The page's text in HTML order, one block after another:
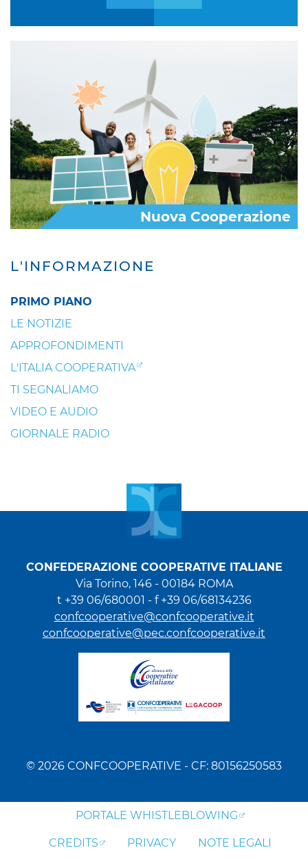
L'INFORMAZIONE
PRIMO PIANO
LE NOTIZIE
APPROFONDIMENTI
L'ITALIA COOPERATIVA
TI SEGNALIAMO
VIDEO E AUDIO
GIORNALE RADIO
Nuova Cooperazione
CONFEDERAZIONE COOPERATIVE ITALIANE
Via Torino, 146 - 00184 ROMA
t +39 06/680001 - f +39 06/68134236
confcooperative@confcooperative.it
confcooperative@pec.confcooperative.it
© 2026 CONFCOOPERATIVE - CF: 80156250583
PORTALE WHISTLEBLOWING
CREDITS PRIVACY NOTE LEGALI